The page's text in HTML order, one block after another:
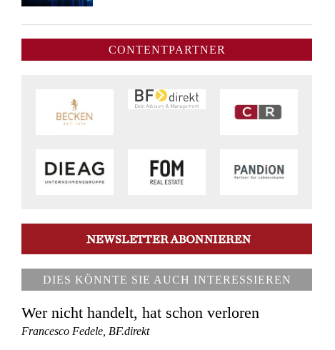
CONTENTPARTNER
DIES KÖNNTE SIE AUCH INTERESSIEREN
Wer nicht handelt, hat schon verloren
Francesco Fedele, BF.direkt